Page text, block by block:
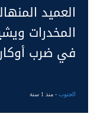
العميد
المخدرات
في ضرب
الجنوب- منذ 1 سنة